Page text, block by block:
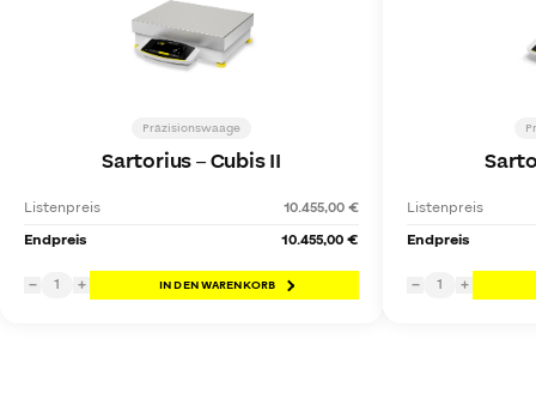
Präzisionswaage
Sartorius–Cubis II
Listenpreis
10.455,00 €
Endpreis
10.455,00 €
− 1 + IN DEN WARENKORB
Listenpreis
Endpreis
− 1 +